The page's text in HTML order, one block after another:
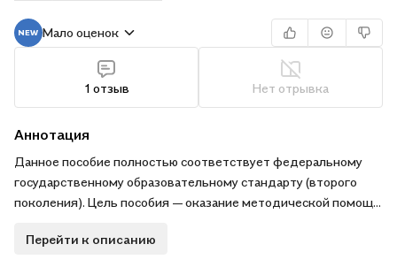
Мало оценок
1 отзыв Нет отрывка
Аннотация
Данное пособие полностью соответствует федеральному
государственному образовательному стандарту (второго
поколения). Цель пособия — оказание методической помощи
обучающихся по алгебре, сформированности у них
Перейти к описанию